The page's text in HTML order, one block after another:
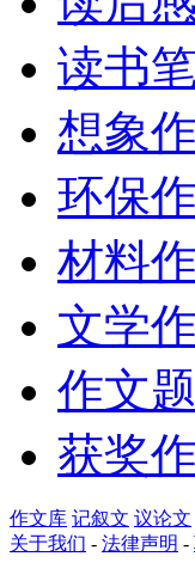
读书
想象
环保
材料
文学
作文
获奖
作文库 记叙文 议论文
关于我们 - 法律声明 -